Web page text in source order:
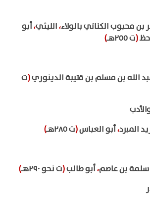
بن محبوب الكناني بالولاء،الليثي،أبو
(ت ٢٥٥هـ
)
الله بن مسلم بن قتيبة الدينوري(ت
المبرد،أبو العباس(ت ٢٨٥هـ
)
سلمة بن عاصم،أبو طالب(ت نحو ٢٩٠هـ
)